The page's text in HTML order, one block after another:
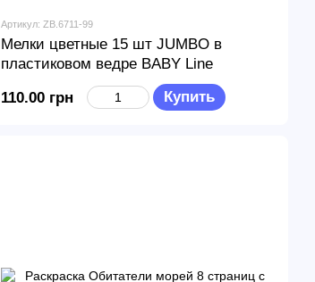
Артикул: ZB.6711-99
Мелки цветные 15 шт JUMBO в
пластиковом ведре BABY Line
110.00 грн Купить